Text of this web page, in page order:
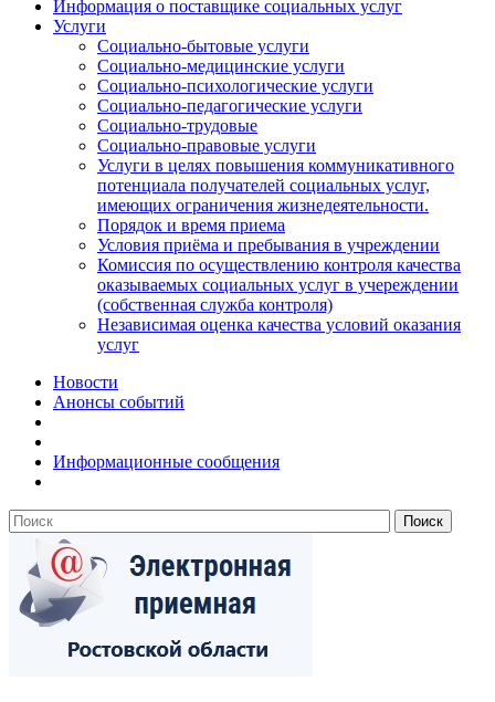
Информация о поставщике социальных услуг
Услуги
Социально-бытовые услуги
Социально-медицинские услуги
Социально-психологические услуги
Социально-педагогические услуги
Социально-трудовые
Социально-правовые услуги
Услуги в целях повышения коммуникативного
потенциала получателей социальных услуг,
имеющих ограничения жизнедеятельности.
Порядок и время приема
Условия приёма и пребывания в учреждении
Комиссия по осуществлению контроля качества
оказываемых социальных услуг в учереждении
(собственная служба контроля)
Независимая оценка качества условий оказания
услуг
Новости
Анонсы событий
Информационные сообщения